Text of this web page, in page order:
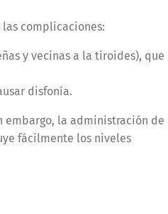
complicaciones:
y vecinas a la tiroides), que
disfonía.
la administración de
fácilmente los niveles